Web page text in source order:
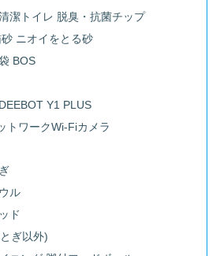
潔トイレ 脱臭・抗菌チップ
ニオイをとる砂
BOS
Y1 PLUS
トワークWi-Fiカメラ
ル
ド
ぎ以外)